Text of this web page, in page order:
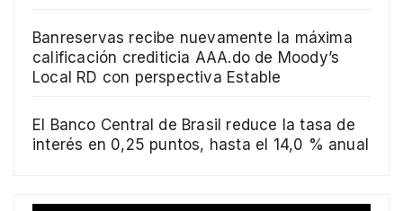
Banreservas recibe nuevamente la máxima
calificación crediticia AAA.do de Moody’s
Local RD con perspectiva Estable
El Banco Central de Brasil reduce la tasa de
interés en 0,25 puntos, hasta el 14,0 % anual